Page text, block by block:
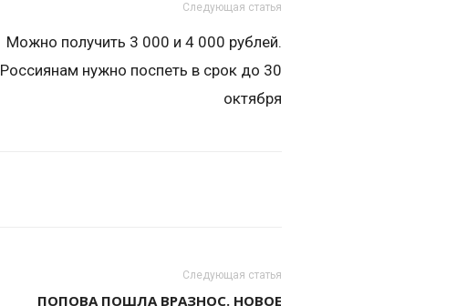
Следующая статья
Можно получить 3 000 и 4 000 рублей.
Россиянам нужно поспеть в срок до 30
октября
Следующая статья
ПОПОВА ПОШЛА ВРАЗНОС. НОВОЕ